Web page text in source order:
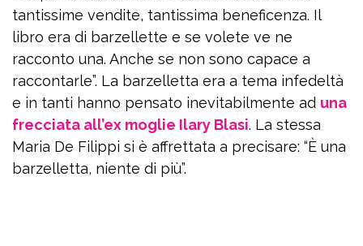
tantissime vendite, tantissima beneficenza. Il
libro era di barzellette e se volete ve ne
racconto una. Anche se non sono capace a
raccontarle”. La barzelletta era a tema infedeltà
e in tanti hanno pensato inevitabilmente ad una
frecciata all’ex moglie Ilary Blasi. La stessa
Maria De Filippi si è affrettata a precisare: “È una
barzelletta, niente di più”.